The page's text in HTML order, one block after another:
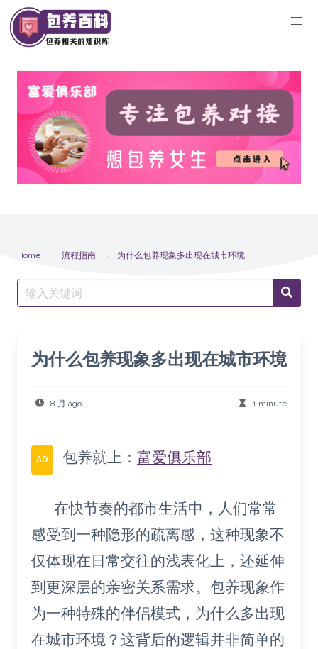
Skip
to
content
Home 流程指南 为什么包养现象多出现在城市环境
Search
for:
为什么包养现象多出现在城市环境
8 月 ago 1 minute
AD 包养就上： 富爱俱乐部
在快节奏的都市生活中，人们常常
感受到一种隐形的疏离感，这种现象不
仅体现在日常交往的浅表化上，还延伸
到更深层的亲密关系需求。包养现象作
为一种特殊的伴侣模式，为什么多出现
在城市环境？这背后的逻辑并非简单的